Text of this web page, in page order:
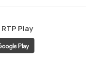
RTP Play